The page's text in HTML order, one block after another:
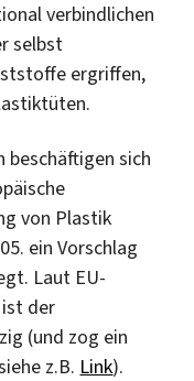
verbindlichen
selbst
ergriffen,
beschäftigen sich
von Plastik
ein Vorschlag
Laut EU-
der
(und zog ein
z.B. Link).